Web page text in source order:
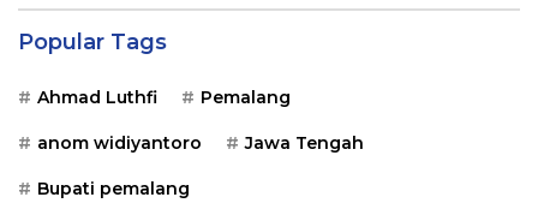
Popular Tags
Ahmad Luthfi Pemalang
anom widiyantoro Jawa Tengah
Bupati pemalang